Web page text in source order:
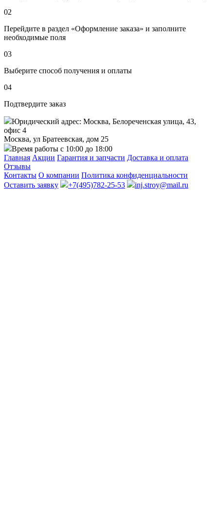
02
Перейдите в раздел «Оформление заказа» и заполните
необходимые поля
03
Выберите способ получения и оплаты
04
Подтвердите заказ
Юридический адрес: Москва, Белореченская улица, 43,
офис 4
Москва, ул Братеевская, дом 25
Время работы с 10:00 до 18:00
Главная Акции Гарантия и запчасти Доставка и оплата
Отзывы
Контакты О компании Политика конфиденциальности
Оставить заявку
+7(495)782-25-53 inj.stroy@mail.ru